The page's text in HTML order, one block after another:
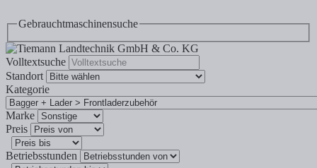
Gebrauchtmaschinensuche
Volltextsuche
Standort
Kategorie
Marke
Preis
Betriebsstunden